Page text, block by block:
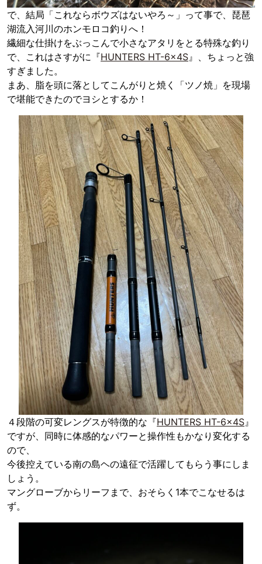
で、結局「これならボウズはないやろ～」って事で、琵琶
湖流入河川のホンモロコ釣りへ！
繊細な仕掛けをぶっこんで小さなアタリをとる特殊な釣り
で、これはさすがに『HUNTERS HT-6x4S』、ちょっと強
すぎました。
まあ、脂を頭に落としてこんがりと焼く「ツノ焼」を現場
で堪能できたのでヨシとするか！
４段階の可変レングスが特徴的な『HUNTERS HT-6x4S』
ですが、同時に体感的なパワーと操作性もかなり変化する
ので、
今後控えている南の島ヘの遠征で活躍してもらう事にしま
しょう。
マングローブからリーフまで、おそらく1本でこなせるは
ず。